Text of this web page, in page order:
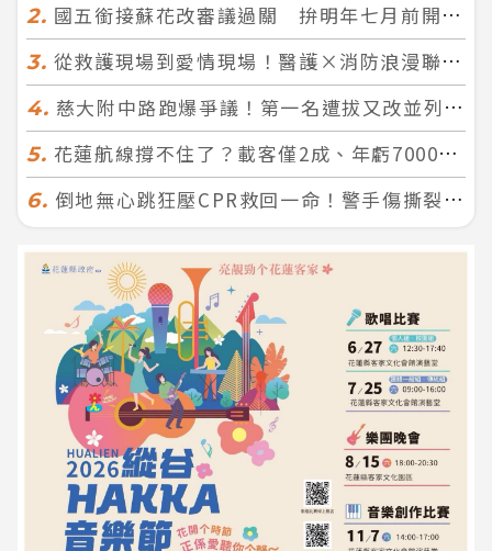
2. 國五銜接蘇花改審議過關 拚明年七月前開工！台北花蓮2小時生活圈成形
3. 從救護現場到愛情現場！醫護×消防浪漫聯誼 32人配對成功5對
4. 慈大附中路跑爆爭議！第一名遭拔又改並列 家長怒：難以接受
5. 花蓮航線撐不住了？載客僅2成、年虧7000萬 華信喊：真的快飛不下去
6. 倒地無心跳狂壓CPR救回一命！警手傷撕裂仍不放手 竟救到藝人何篤霖哥哥